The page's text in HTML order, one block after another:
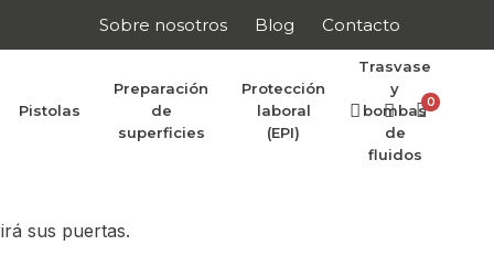
Sobre nosotros Blog Contacto
Pistolas
Preparación
de
superficies
Protección
laboral
(EPI)
Trasvase
y
bombas
de
fluidos
0
anunciar
sus puertas.